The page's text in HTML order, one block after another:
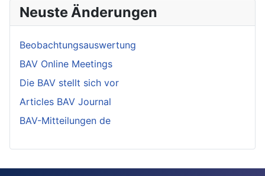
Neuste Änderungen
Beobachtungsauswertung
BAV Online Meetings
Die BAV stellt sich vor
Articles BAV Journal
BAV-Mitteilungen de